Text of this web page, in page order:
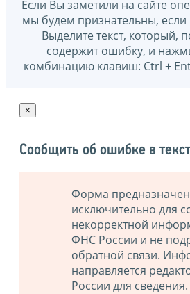
Если Вы заметили на сайте
мы будем признательны,
Выделите текст,
содержит ошибку, и
комбинацию клавиш: Ctrl +
×
Сообщить об ошибке в
Форма
исключительно для
некорректной
ФНС России и не
обратной связи.
направляется
России для сведения.